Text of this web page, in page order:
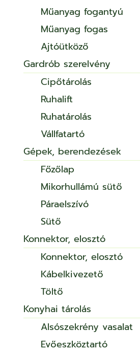
Műanyag fogantyú
Műanyag fogas
Ajtóütköző
Gardrób szerelvény
Cipőtárolás
Ruhalift
Ruhatárolás
Vállfatartó
Gépek, berendezések
Főzőlap
Mikorhullámú sütő
Páraelszívó
Sütő
Konnektor, elosztó
Konnektor, elosztó
Kábelkivezető
Töltő
Konyhai tárolás
Alsószekrény vasalat
Evőeszköztartó